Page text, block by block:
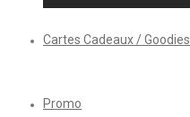
Cartes Cadeaux / Goodies
Promo